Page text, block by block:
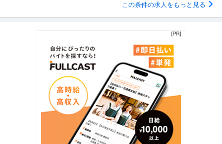
この条件の求人をもっと見る